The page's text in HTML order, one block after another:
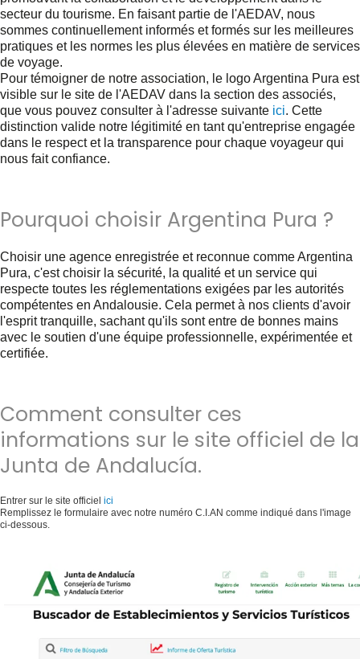
secteur du tourisme. En faisant partie de l'AEDAV, nous
sommes continuellement informés et formés sur les meilleures
pratiques et les normes les plus élevées en matière de services
de voyage.
Pour témoigner de notre association, le logo Argentina Pura est
visible sur le site de l'AEDAV dans la section des associés,
que vous pouvez consulter à l'adresse suivante ici. Cette
distinction valide notre légitimité en tant qu'entreprise engagée
dans le respect et la transparence pour chaque voyageur qui
nous fait confiance.
Pourquoi choisir Argentina Pura ?
Choisir une agence enregistrée et reconnue comme Argentina
Pura, c'est choisir la sécurité, la qualité et un service qui
respecte toutes les réglementations exigées par les autorités
compétentes en Andalousie. Cela permet à nos clients d'avoir
l'esprit tranquille, sachant qu'ils sont entre de bonnes mains
avec le soutien d'une équipe professionnelle, expérimentée et
certifiée.
Comment consulter ces
informations sur le site officiel de la
Junta de Andalucía.
Entrer sur le site officiel ici
Remplissez le formulaire avec notre numéro C.I.AN comme indiqué dans l'image
ci-dessous.